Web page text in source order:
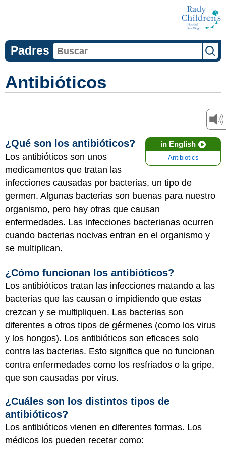
Padres
Antibióticos
in English
Antibiotics
¿Qué son los antibióticos?
Los antibióticos son unos
medicamentos que tratan las
infecciones causadas por bacterias, un tipo de
germen. Algunas bacterias son buenas para nuestro
organismo, pero hay otras que causan
enfermedades. Las infecciones bacterianas ocurren
cuando bacterias nocivas entran en el organismo y
se multiplican.
¿Cómo funcionan los antibióticos?
Los antibióticos tratan las infecciones matando a las
bacterias que las causan o impidiendo que estas
crezcan y se multipliquen. Las bacterias son
diferentes a otros tipos de gérmenes (como los virus
y los hongos). Los antibióticos son eficaces solo
contra las bacterias. Esto significa que no funcionan
contra enfermedades como los resfriados o la gripe,
que son causadas por virus.
¿Cuáles son los distintos tipos de
antibióticos?
Los antibióticos vienen en diferentes formas. Los
médicos los pueden recetar como: